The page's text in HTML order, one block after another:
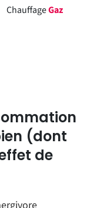
ChauffageGaz
(dont
de